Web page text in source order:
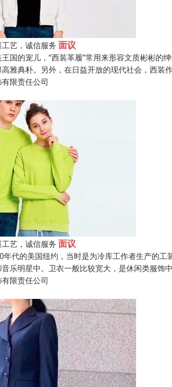
艺，诚信服务 面议
国的宠儿，“西装革履”常用来形容文质彬彬
雅典朴。另外，在日益开放的现代社会，西
限责任公司
艺，诚信服务 面议
年代的美国纽约，当时是为冷库工作者生产的
乐明星中。卫衣一般比较宽大，是休闲类服
限责任公司